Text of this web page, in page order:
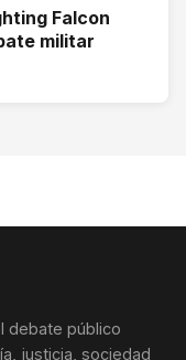
Falcon
militar
debate público
justicia, sociedad